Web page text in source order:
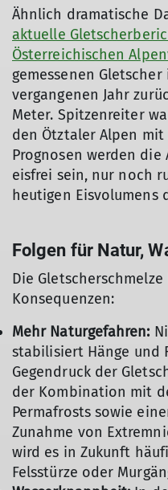
Ähnlich dramatische
aktuelle
Österreichischen
gemessenen
vergangenen Jahr
Meter. Spitzenreiter
den Ötztaler Alpen mit
Prognosen werden die
eisfrei sein, nur noch
heutigen Eisvolumens
Folgen für Natur,
Die
Konsequenzen:
Mehr Naturgefahren:
stabilisiert Hänge und
Gegendruck der
der Kombination mit
Permafrosts sowie
Zunahme von
wird es in Zukunft
Felsstürze oder